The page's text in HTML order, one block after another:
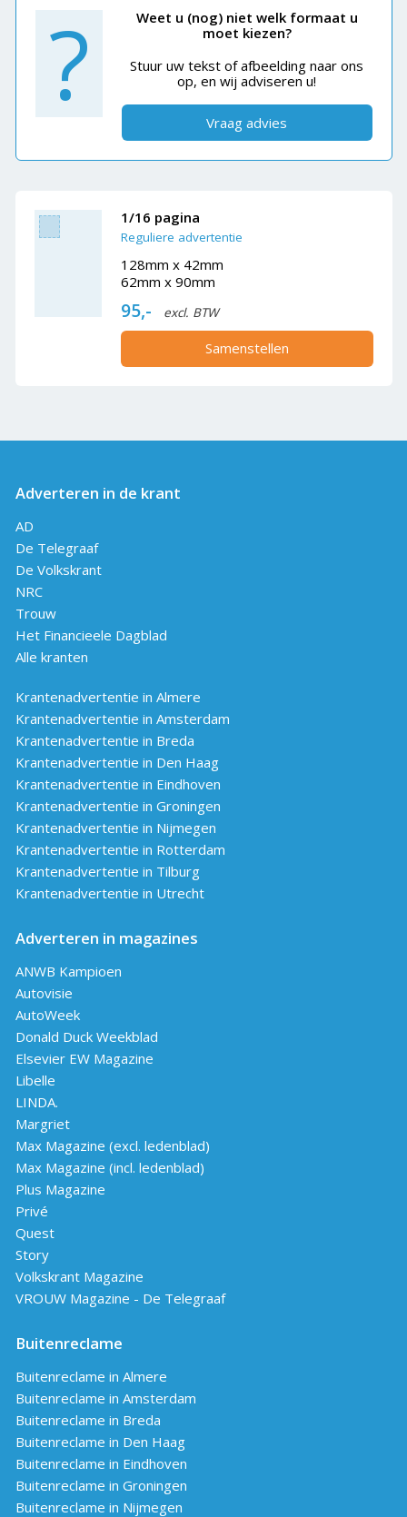
?
Weet u (nog) niet welk formaat u
moet kiezen?
Stuur uw tekst of afbeelding naar ons
op, en wij adviseren u!
Vraag advies
1/16 pagina
Reguliere advertentie
128mm x 42mm
62mm x 90mm
95,- excl. BTW
Samenstellen
Adverteren in de krant
AD
De Telegraaf
De Volkskrant
NRC
Trouw
Het Financieele Dagblad
Alle kranten
Krantenadvertentie in Almere
Krantenadvertentie in Amsterdam
Krantenadvertentie in Breda
Krantenadvertentie in Den Haag
Krantenadvertentie in Eindhoven
Krantenadvertentie in Groningen
Krantenadvertentie in Nijmegen
Krantenadvertentie in Rotterdam
Krantenadvertentie in Tilburg
Krantenadvertentie in Utrecht
Adverteren in magazines
ANWB Kampioen
Autovisie
AutoWeek
Donald Duck Weekblad
Elsevier EW Magazine
Libelle
LINDA.
Margriet
Max Magazine (excl. ledenblad)
Max Magazine (incl. ledenblad)
Plus Magazine
Privé
Quest
Story
Volkskrant Magazine
VROUW Magazine - De Telegraaf
Buitenreclame
Buitenreclame in Almere
Buitenreclame in Amsterdam
Buitenreclame in Breda
Buitenreclame in Den Haag
Buitenreclame in Eindhoven
Buitenreclame in Groningen
Buitenreclame in Nijmegen